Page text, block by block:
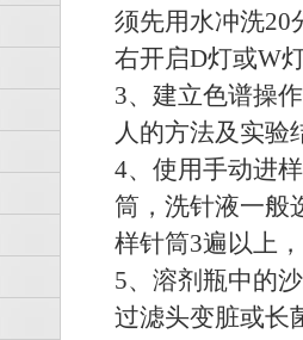
须先用水冲洗20
右开启D灯或W
3、建立色谱操
人的方法及实验
4、使用手动进
筒，洗针液一般
样针筒3遍以上
5、溶剂瓶中的
过滤头变脏或长